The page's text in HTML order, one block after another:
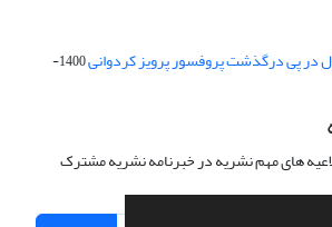
در پی درگذشت پروفسور پرویز کردوانی
1400-
های مهم نشریه در خبرنامه نشریه مشترک